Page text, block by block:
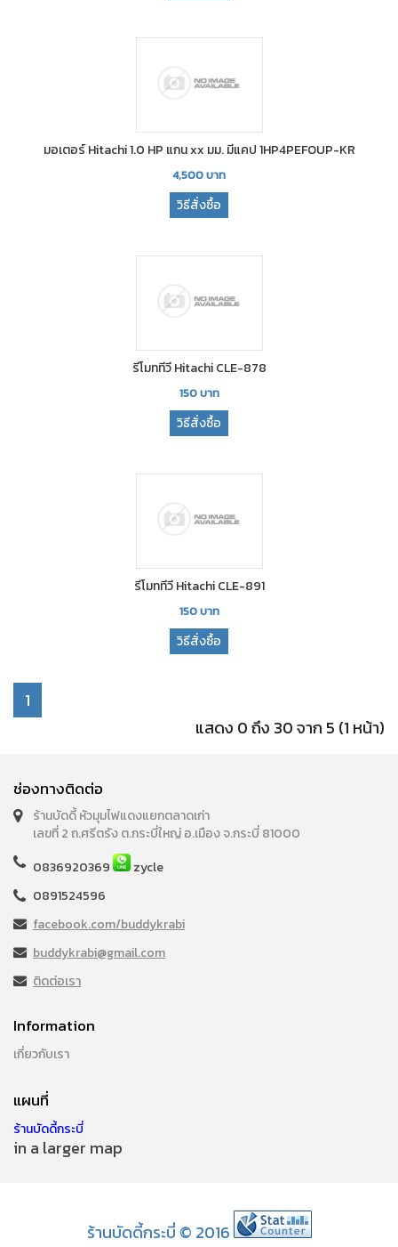
มอเตอร์ Hitachi 1.0 HP แกน xx มม. มีแคป 1HP4PEFOUP-KR
4,500บาท
วิธีสั่งซื้อ
รีโมททีวี Hitachi CLE-878
150บาท
วิธีสั่งซื้อ
รีโมททีวี Hitachi CLE-891
150บาท
วิธีสั่งซื้อ
1
แสดง 0 ถึง 30 จาก 5 (1 หน้า)
ช่องทางติดต่อ
ร้านบัดดี้ หัวมุมไฟแดงแยกตลาดเก่า
เลขที่ 2 ถ.ศรีตรัง ต.กระบี่ใหญ่ อ.เมือง จ.กระบี่ 81000
0836920369
zycle
0891524596
facebook.com/buddykrabi
buddykrabi@gmail.com
ติดต่อเรา
Information
เกี่ยวกับเรา
แผนที่
ร้านบัดดี้กระบี่
in a larger map
ร้านบัดดี้กระบี่ © 2016